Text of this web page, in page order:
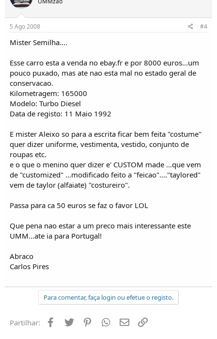
5 Ago 2008 #4
Mister Semilha....
Esse carro esta a venda no ebay.fr e por 8000 euros...um
pouco puxado, mas ate nao esta mal no estado geral de
conservacao.
Kilometragem: 165000
Modelo: Turbo Diesel
Data de registo: 11 Maio 1992
E mister Aleixo so para a escrita ficar bem feita "costume"
quer dizer uniforme, vestimenta, vestido, conjunto de
roupas etc.
e o que o menino quer dizer e' CUSTOM made ...que vem
de "customized" ...modificado feito a "feicao"...."taylored"
vem de taylor (alfaiate) "costureiro".
Passa para ca 50 euros se faz o favor LOL
Que pena nao estar a um preco mais interessante este
UMM...ate ia para Portugal!
Abraco
Carlos Pires
Para comentar, faça login ou efetue o registo.
Partilhar: Facebook
Twitter PinterestWhatsapp
Email